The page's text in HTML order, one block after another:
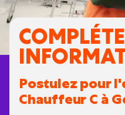
Postulez pour
Chauffeur C à